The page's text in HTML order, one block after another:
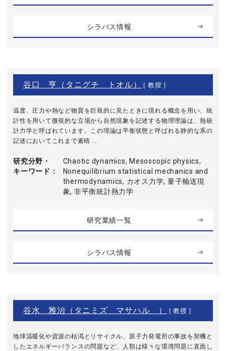
シラバス情報
谷口 亨（タニグチ トオル） [ 教授 ]
温度、圧力や熱など物質を巨視的に見たときに現れる概念を用い、統
計性を用いて微視的な立場から自然現象を記述する物理理論は、熱統
計力学と呼ばれています。この理論は平衡状態と呼ばれる静的な系の
記述においてこれまで素晴 ...
研究分野・
キーワード
Chaotic dynamics, Mesoscopic physics,
Nonequilibrium statistical mechanics and
thermodynamics, カオス力学, 量子輸送現
象, 非平衡統計熱力学
研究業績一覧
シラバス情報
谷水 雅治（タニミズ マサハル ） [ 教授 ]
地球温暖化や資源の枯渇とリサイクル、原子力発電所の事故を契機と
したエネルギーバランスの問題など、人類は様々な環境問題に直面し